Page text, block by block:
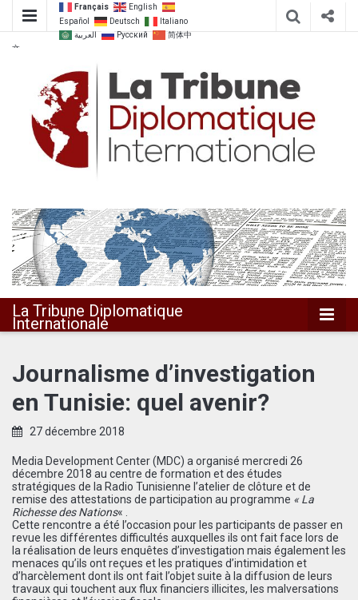
Français
English
Español
Deutsch
Italiano
العربية
Русский
简体中
文
La Tribune
Diplomatique
Internationale
La Tribune Diplomatique
Internationale
Journalisme d’investigation
en Tunisie: quel avenir?
27 décembre 2018
Media Development Center (MDC) a organisé mercredi 26
décembre 2018 au centre de formation et des études
stratégiques de la Radio Tunisienne l’atelier de clôture et de
remise des attestations de participation au programme « La
Richesse des Nations« .
Cette rencontre a été l’occasion pour les participants de passer en
revue les différentes difficultés auxquelles ils ont fait face lors de
la réalisation de leurs enquêtes d’investigation mais également les
menaces qu’ils ont reçues et les pratiques d’intimidation et
d’harcèlement dont ils ont fait l’objet suite à la diffusion de leurs
travaux qui touchent aux flux financiers illicites, les malversations